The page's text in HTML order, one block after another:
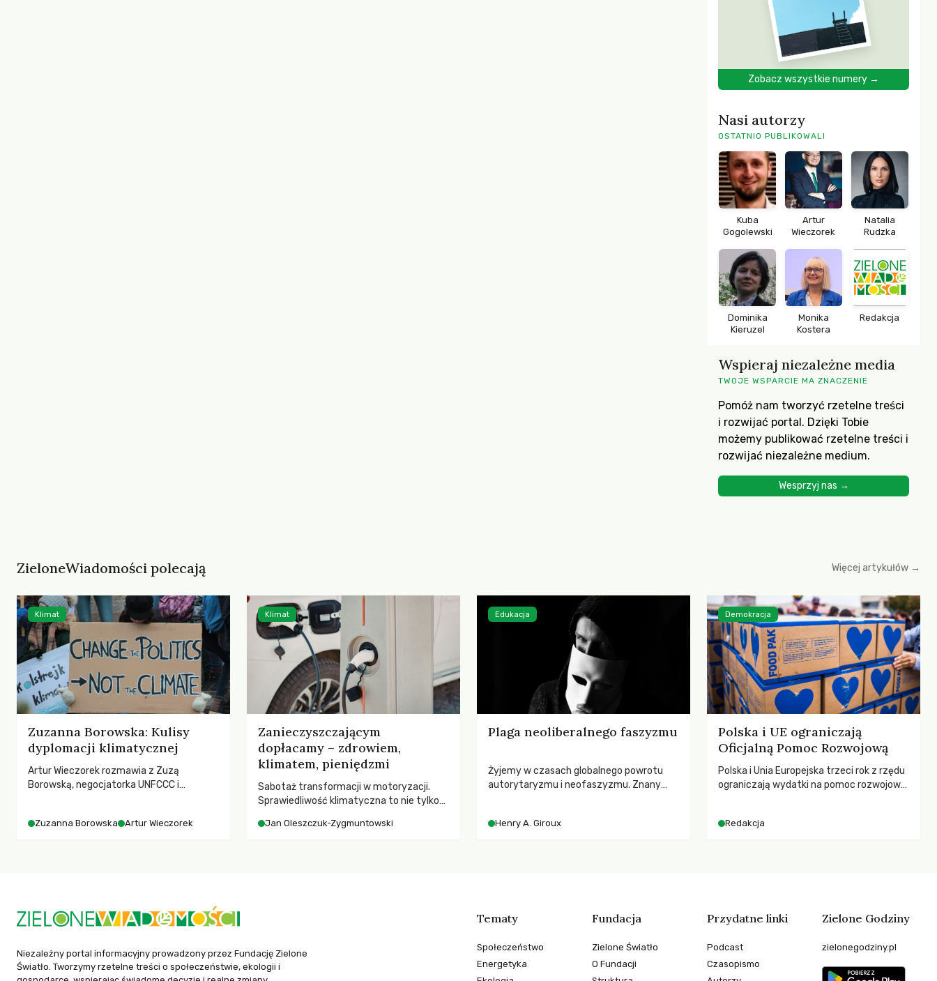
Zobacz wszystkie numery →
Nasi autorzy
OSTATNIO PUBLIKOWALI
Kuba
Gogolewski
Artur
Wieczorek
Natalia
Rudzka
Dominika
Kieruzel
Monika
Kostera
Redakcja
Wspieraj niezależne media
TWOJE WSPARCIE MA ZNACZENIE
Pomóż nam tworzyć rzetelne treści
i rozwijać portal. Dzięki Tobie
możemy publikować rzetelne treści i
rozwijać niezależne medium.
Wesprzyj nas →
ZieloneWiadomości polecają Więcej artykułów →
Zuzanna Borowska: Kulisy
dyplomacji klimatycznej
Artur Wieczorek rozmawia z Zuzą
Borowską, negocjatorka UNFCCC i
ruchach klimatycznych
Zuzanna Borowska Artur Wieczorek
Klimat
Zanieczyszczającym
dopłacamy – zdrowiem,
klimatem, pieniędzmi
Sabotaż transformacji w motoryzacji.
Sprawiedliwość klimatyczna to nie tylko
ponosi konsekwencje globalnego
Jan Oleszczuk-Zygmuntowski
Klimat
Plaga neoliberalnego faszyzmu
Żyjemy w czasach globalnego powrotu
autorytaryzmu i neofaszyzmu. Znany
społeczeństwo. Czy współczesne
Henry A. Giroux
Edukacja
Polska i UE ograniczają
Oficjalną Pomoc Rozwojową
Polska i Unia Europejska trzeci rok z rzędu
ograniczają wydatki na pomoc rozwojową
dla krajów najbardziej potrzebujących, a
Redakcja
Demokracja
Niezależny portal informacyjny prowadzony przez Fundację Zielone
Światło. Tworzymy rzetelne treści o społeczeństwie, ekologii i
Tematy
Społeczeństwo
Energetyka
Fundacja
Zielone Światło
O Fundacji
Przydatne linki
Podcast
Czasopismo
Zielone Godziny
zielonegodziny.pl